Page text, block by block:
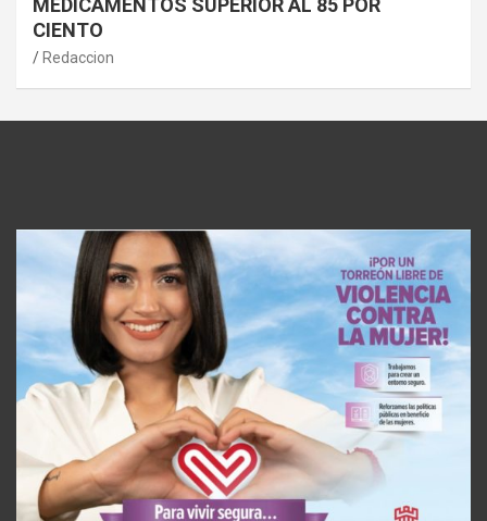
MEDICAMENTOS SUPERIOR AL 85 POR
CIENTO
Redaccion